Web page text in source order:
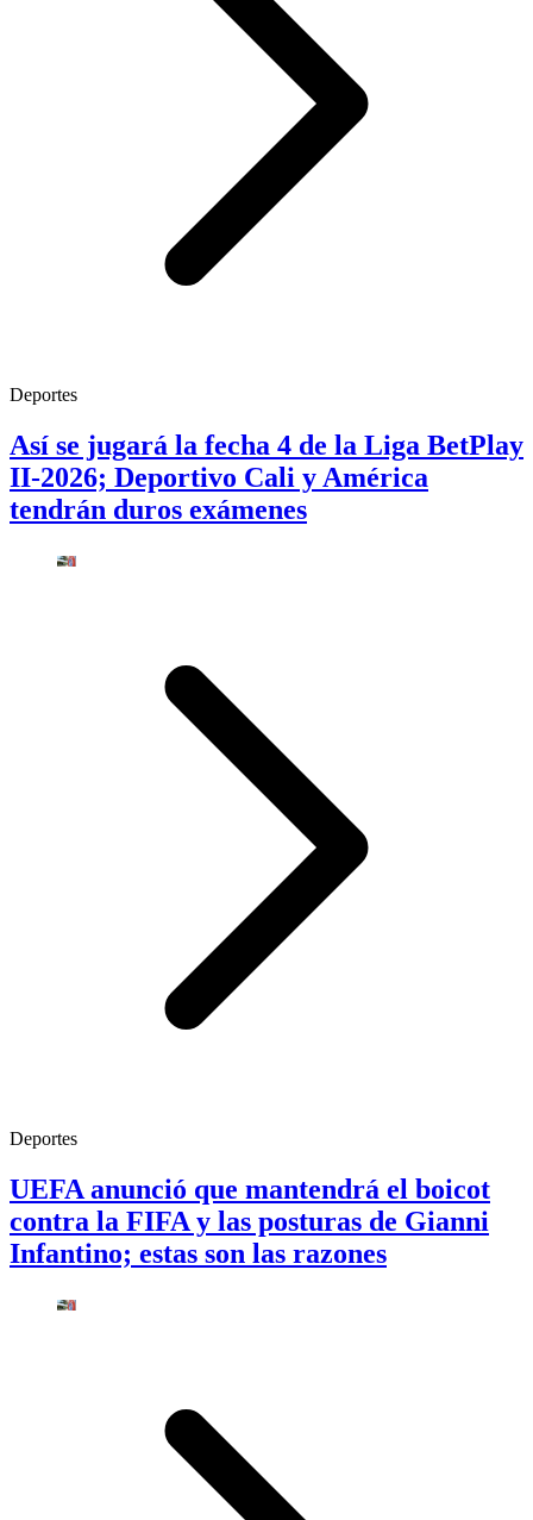
Deportes
Así se jugará la fecha 4 de la Liga BetPlay
II-2026; Deportivo Cali y América
tendrán duros exámenes
Deportes
UEFA anunció que mantendrá el boicot
contra la FIFA y las posturas de Gianni
Infantino; estas son las razones